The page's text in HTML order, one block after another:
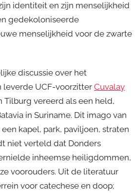
identiteit en zijn menselijkheid
gedekoloniseerde
menselijkheid voor de zwarte
discussie over het
leverde UCF-voorzitter Cuvalay
Tilburg vereerd als een held,
in Suriname. Dit imago van
kapel, park, paviljoen, straten
niet verteld dat Donders
inheemse heiligdommen,
voorouders. Uit de literatuur
voor catechese en doop;